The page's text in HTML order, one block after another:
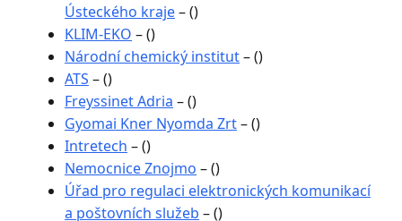
Ústeckého kraje– ()
KLIM-EKO – ()
Národní chemický institut– ()
ATS – ()
Freyssinet Adria – ()
Gyomai Kner Nyomda Zrt– ()
Intretech – ()
Nemocnice Znojmo – ()
Úřad pro regulaci elektronických komunikací
a poštovních služeb – ()